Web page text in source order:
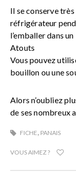
Il se conserve
réfrigérateur
l’emballer dans
Atouts
Vous pouvez
bouillon ou une
Alors n’oubliez
de ses nombreux
FICHE, PANAIS
VOUS AIMEZ ?